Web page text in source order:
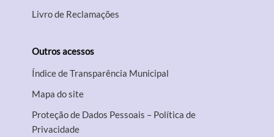
Livro de Reclamações
Outros acessos
Índice de Transparência Municipal
Mapa do site
Proteção de Dados Pessoais – Política de
Privacidade